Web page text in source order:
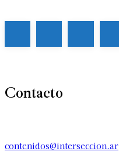
Contacto
contenidos@interseccion.ar